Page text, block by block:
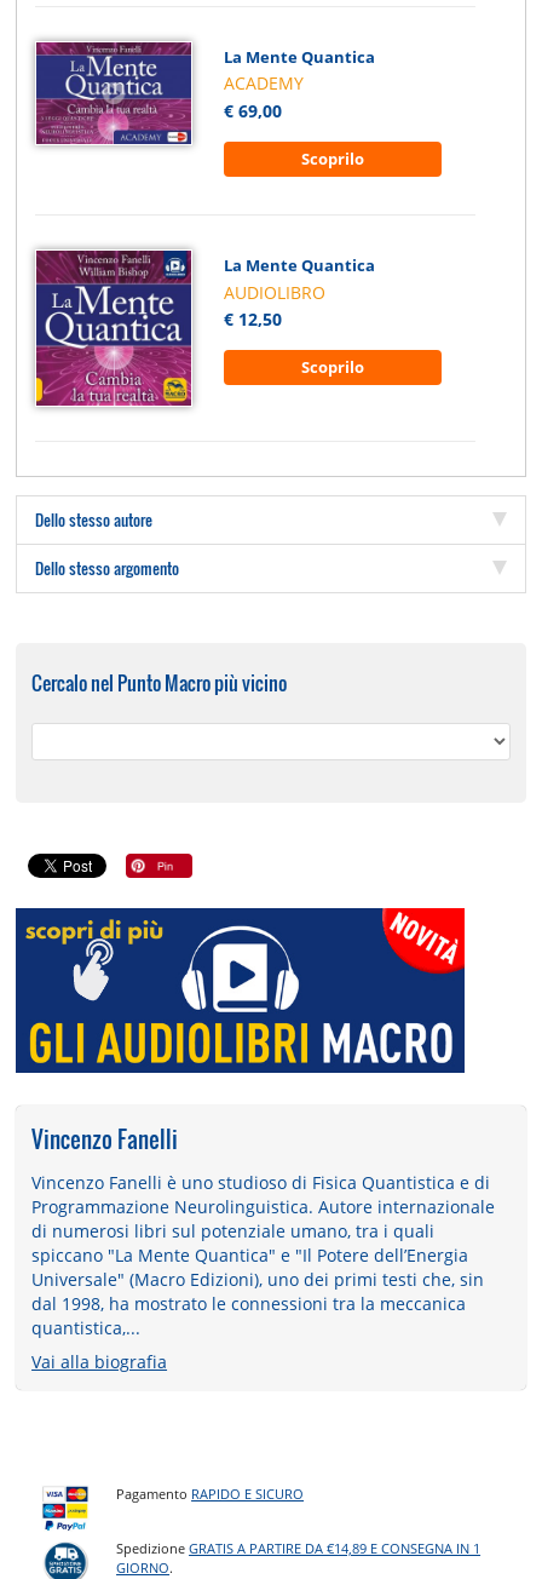
La Mente Quantica
ACADEMY
€ 69,00
Scoprilo
La Mente Quantica
AUDIOLIBRO
€ 12,50
Scoprilo
Dello stesso autore
Dello stesso argomento
Cercalo nel Punto Macro più vicino
Vincenzo Fanelli
Vincenzo Fanelli è uno studioso di Fisica Quantistica e di
Programmazione Neurolinguistica. Autore internazionale
di numerosi libri sul potenziale umano, tra i quali
spiccano "La Mente Quantica" e "Il Potere dell’Energia
Universale" (Macro Edizioni), uno dei primi testi che, sin
dal 1998, ha mostrato le connessioni tra la meccanica
quantistica,...
Vai alla biografia
Pagamento RAPIDO E SICURO
SpedizioneGRATIS A PARTIRE DA €14,89 E CONSEGNA IN 1
GIORNO.